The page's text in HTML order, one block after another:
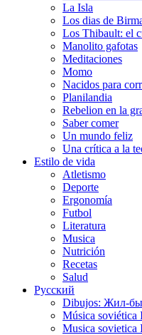
La Isla
Los dias de
Los Thibault: el
Manolito gafotas
Meditaciones
Momo
Nacidos para
Planilandia
Rebelion en la
Saber comer
Un mundo feliz
Una crítica a la
Estilo de vida
Atletismo
Deporte
Ergonomía
Futbol
Literatura
Musica
Nutrición
Recetas
Salud
Русский
Dibujos: Жил-
Música soviética
Musica sovietica